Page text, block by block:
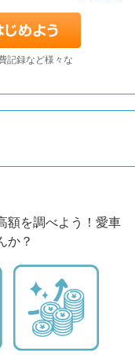
記録など様々な
額を調べよう！愛車
か？